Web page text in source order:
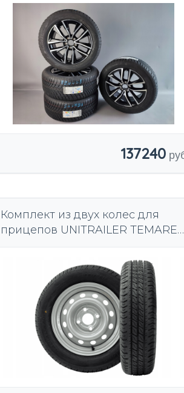
137240
Комплект из двух колес для
прицепов UNITRAILER TEMARED